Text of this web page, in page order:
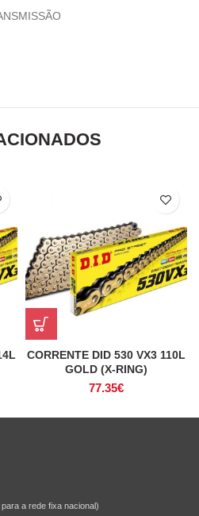
CORRENTE DID 530 VX3 110L
GOLD (X-RING)
77.35€
a rede fixa nacional)